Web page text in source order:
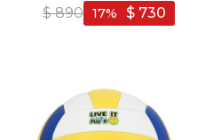
$ 890 $ 730
17